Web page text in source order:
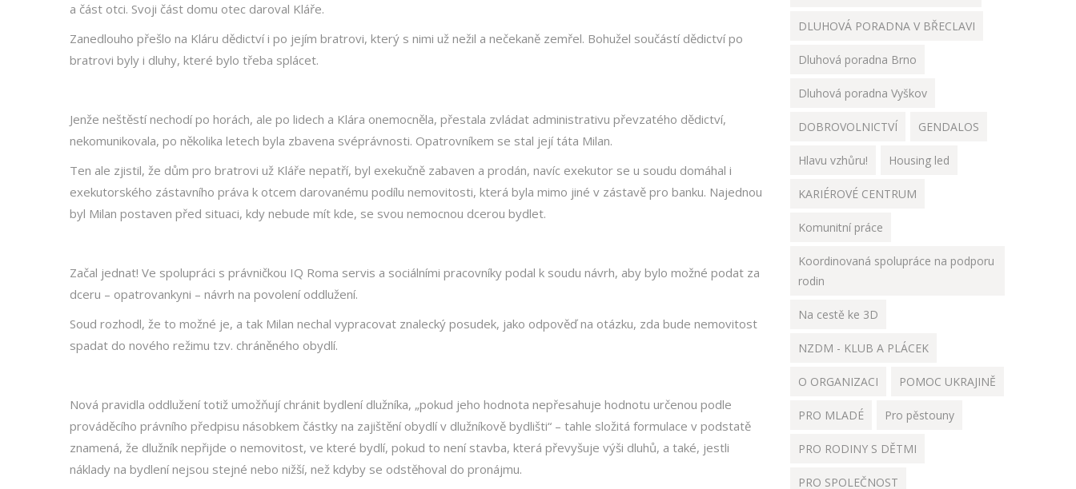
a část otci. Svoji část domu otec daroval Kláře.
Zanedlouho přešlo na Kláru dědictví i po jejím bratrovi, který s nimi už nežil a nečekaně zemřel. Bohužel součástí dědictví po
bratrovi byly i dluhy, které bylo třeba splácet.
Jenže neštěstí nechodí po horách, ale po lidech a Klára onemocněla, přestala zvládat administrativu převzatého dědictví,
nekomunikovala, po několika letech byla zbavena svéprávnosti. Opatrovníkem se stal její táta Milan.
Ten ale zjistil, že dům pro bratrovi už Kláře nepatří, byl exekučně zabaven a prodán, navíc exekutor se u soudu domáhal i
exekutorského zástavního práva k otcem darovanému podílu nemovitosti, která byla mimo jiné v zástavě pro banku. Najednou
byl Milan postaven před situaci, kdy nebude mít kde, se svou nemocnou dcerou bydlet.
Začal jednat! Ve spolupráci s právničkou IQ Roma servis a sociálními pracovníky podal k soudu návrh, aby bylo možné podat za
dceru – opatrovankyni – návrh na povolení oddlužení.
Soud rozhodl, že to možné je, a tak Milan nechal vypracovat znalecký posudek, jako odpověď na otázku, zda bude nemovitost
spadat do nového režimu tzv. chráněného obydlí.
Nová pravidla oddlužení totiž umožňují chránit bydlení dlužníka, „pokud jeho hodnota nepřesahuje hodnotu určenou podle
prováděcího právního předpisu násobkem částky na zajištění obydlí v dlužníkově bydlišti“ – tahle složitá formulace v podstatě
znamená, že dlužník nepřijde o nemovitost, ve které bydlí, pokud to není stavba, která převyšuje výši dluhů, a také, jestli
náklady na bydlení nejsou stejné nebo nižší, než kdyby se odstěhoval do pronájmu.
DLUHOVÁ PORADNA V BŘECLAVI
Dluhová poradna Brno
Dluhová poradna Vyškov
DOBROVOLNICTVÍ GENDALOS
Hlavu vzhůru! Housing led
KARIÉROVÉ CENTRUM
Komunitní práce
Koordinovaná spolupráce na podporu
rodin
Na cestě ke 3D
NZDM - KLUB A PLÁCEK
O ORGANIZACI POMOC UKRAJINĚ
PRO MLADÉ Pro pěstouny
PRO RODINY S DĚTMI
PRO SPOLEČNOST